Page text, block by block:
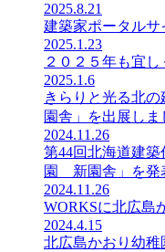
2025.8.21
建築家ポータル
2025.1.23
２０２５年も宜し
2025.1.6
きらりと光る北
園舎」を出展しま
2024.11.26
第44回北海道建
園 新園舎」を発
2024.11.26
WORKSに北広島
2024.4.15
北広島かおり幼